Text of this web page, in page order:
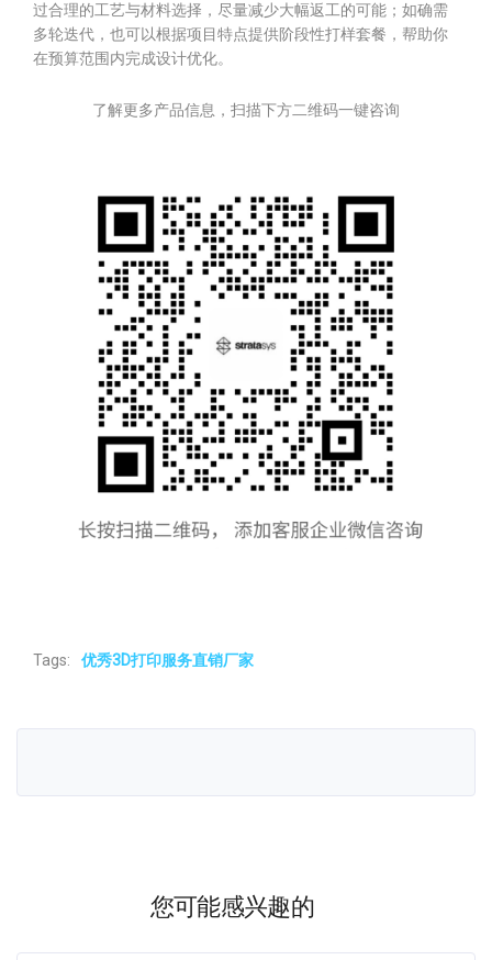
过合理的工艺与材料选择，尽量减少大幅返工的可能；如确需
多轮迭代，也可以根据项目特点提供阶段性打样套餐，帮助你
在预算范围内完成设计优化。
了解更多产品信息，扫描下方二维码一键咨询
Tags: 优秀3D打印服务直销厂家
您可能感兴趣的